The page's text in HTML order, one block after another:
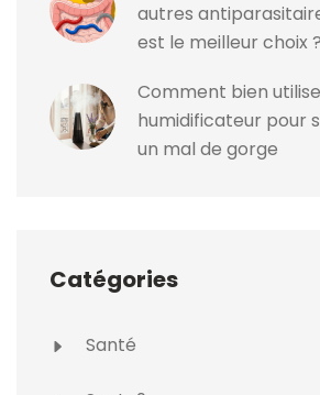
autres
est le meilleur choix ?
Comment bien
humidificateur pour
un mal de gorge
Catégories
Santé